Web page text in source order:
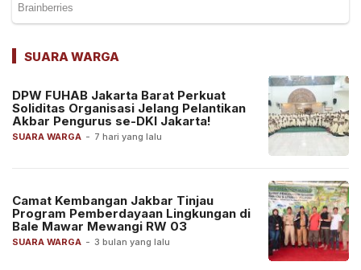
SUARA WARGA
SUARA WARGA - 7 hari yang lalu
DPW FUHAB Jakarta Barat Perkuat
Soliditas Organisasi Jelang Pelantikan
Akbar Pengurus se-DKI Jakarta!
SUARA WARGA - 3 bulan yang lalu
Camat Kembangan Jakbar Tinjau
Program Pemberdayaan Lingkungan di
Bale Mawar Mewangi RW 03